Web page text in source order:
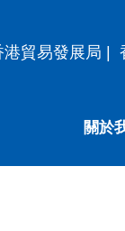
港貿易發展局 |
關於